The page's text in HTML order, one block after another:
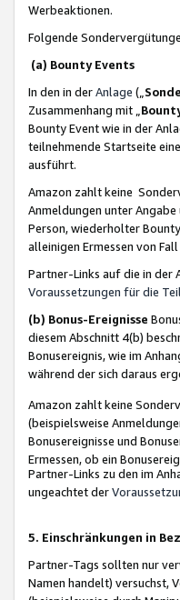
Werbeaktionen.
Folgende
(a) Bounty Events
In den in derAnlage („
Zusammenhang mit „
Bounty Event wie in der
teilnehmende Startseite
ausführt.
Amazon zahlt keine
Anmeldungen unter
Person, wiederholter
alleinigen Ermessen von
Partner-Links auf die in der
Voraussetzungen für die
(b) Bonus-Ereignisse
diesem Abschnitt 4(b)
Bonusereignis, wie im
während der sich daraus
Amazon zahlt keine
(beispielsweise
Bonusereignisse und
Ermessen, ob ein
Partner-Links zu den im
ungeachtet der
5. Einschränkungen in
Partner-Tags sollten nur
Namen handelt) versuchst,